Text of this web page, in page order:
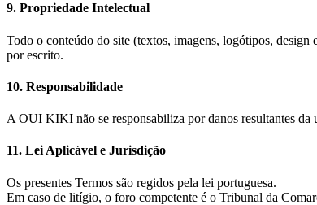
9. Propriedade Intelectual
Todo o conteúdo do site (textos, imagens, logótipos,
por escrito.
10. Responsabilidade
A OUI KIKI não se responsabiliza por danos resultantes da
11. Lei Aplicável e Jurisdição
Os presentes Termos são regidos pela lei portuguesa.
Em caso de litígio, o foro competente é o Tribunal da